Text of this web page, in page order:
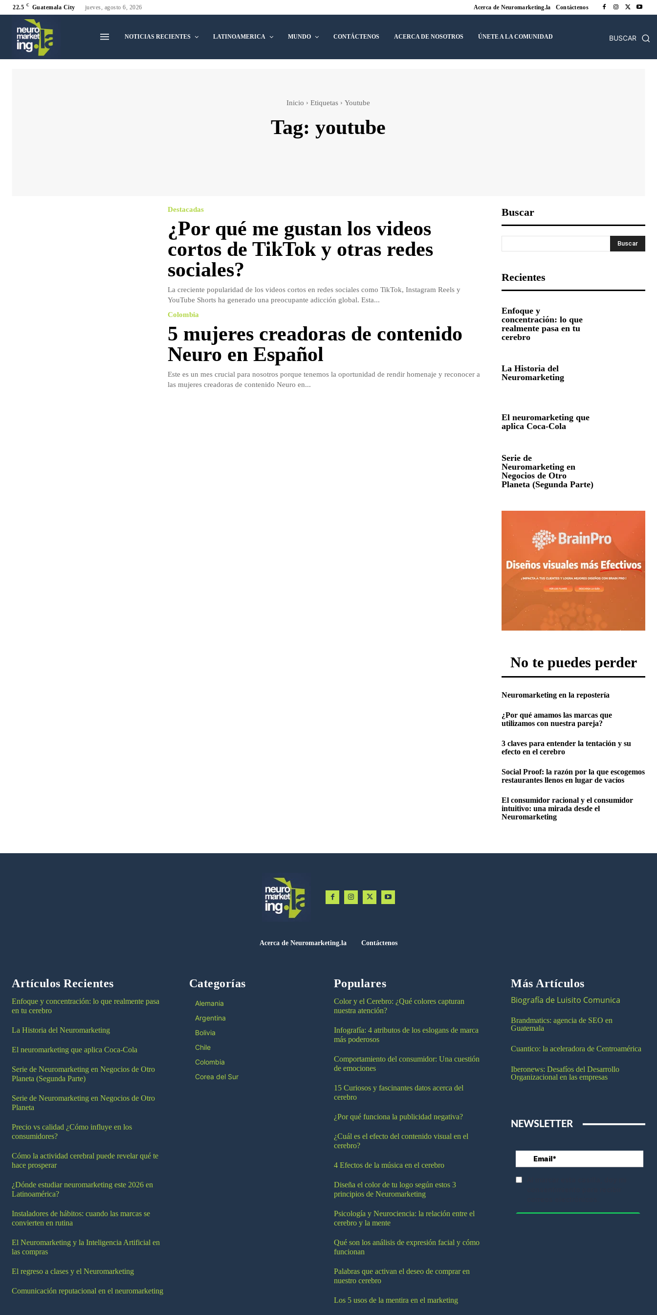
22.5 C Guatemala City jueves, agosto 6, 2026 Acerca de Neuromarketing.la Contáctenos
NOTICIAS RECIENTES LATINOAMERICA MUNDO CONTÁCTENOS ACERCA DE NOSOTROS ÚNETE A LA COMUNIDAD BUSCAR
Inicio Etiquetas Youtube
Tag: youtube
Destacadas
¿Por qué me gustan los videos
cortos de TikTok y otras redes
sociales?
La creciente popularidad de los videos cortos en redes sociales como TikTok, Instagram Reels y
YouTube Shorts ha generado una preocupante adicción global. Esta...
Colombia
5 mujeres creadoras de contenido
Neuro en Español
Este es un mes crucial para nosotros porque tenemos la oportunidad de rendir homenaje y reconocer a
las mujeres creadoras de contenido Neuro en...
Buscar
Buscar
Recientes
Enfoque y
concentración: lo que
realmente pasa en tu
cerebro
La Historia del
Neuromarketing
El neuromarketing que
aplica Coca-Cola
Serie de
Neuromarketing en
Negocios de Otro
Planeta (Segunda Parte)
No te puedes perder
Neuromarketing en la repostería
¿Por qué amamos las marcas que
utilizamos con nuestra pareja?
3 claves para entender la tentación y su
efecto en el cerebro
Social Proof: la razón por la que escogemos
restaurantes llenos en lugar de vacíos
El consumidor racional y el consumidor
intuitivo: una mirada desde el
Neuromarketing
Acerca de Neuromarketing.la Contáctenos
Artículos Recientes
Enfoque y concentración: lo que realmente pasa
en tu cerebro
La Historia del Neuromarketing
El neuromarketing que aplica Coca-Cola
Serie de Neuromarketing en Negocios de Otro
Planeta (Segunda Parte)
Serie de Neuromarketing en Negocios de Otro
Planeta
Precio vs calidad ¿Cómo influye en los
consumidores?
Cómo la actividad cerebral puede revelar qué te
hace prosperar
¿Dónde estudiar neuromarketing este 2026 en
Latinoamérica?
Instaladores de hábitos: cuando las marcas se
convierten en rutina
El Neuromarketing y la Inteligencia Artificial en
las compras
El regreso a clases y el Neuromarketing
Comunicación reputacional en el neuromarketing
Categorías
Alemania
Argentina
Bolivia
Chile
Colombia
Corea del Sur
Populares
Color y el Cerebro: ¿Qué colores capturan
nuestra atención?
Infografía: 4 atributos de los eslogans de marca
más poderosos
Comportamiento del consumidor: Una cuestión
de emociones
15 Curiosos y fascinantes datos acerca del
cerebro
¿Por qué funciona la publicidad negativa?
¿Cuál es el efecto del contenido visual en el
cerebro?
4 Efectos de la música en el cerebro
Diseña el color de tu logo según estos 3
principios de Neuromarketing
Psicología y Neurociencia: la relación entre el
cerebro y la mente
Qué son los análisis de expresión facial y cómo
funcionan
Palabras que activan el deseo de comprar en
nuestro cerebro
Los 5 usos de la mentira en el marketing
Más Artículos
Biografía de Luisito Comunica
Brandmatics: agencia de SEO en
Guatemala
Cuantico: la aceleradora de Centroamérica
Iberonews: Desafíos del Desarrollo
Organizacional en las empresas
NEWSLETTER